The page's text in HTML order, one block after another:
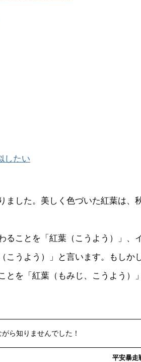
したい
ました。美しく色づいた紅葉は、
ることを「紅葉（こうよう）」、
こうよう）」と言います。もしか
とを「紅葉（もみじ、こうよう）
ら知りませんでした！
平安暴走